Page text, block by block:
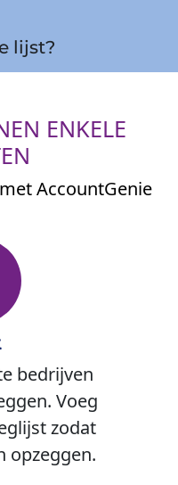
lijst?
ENKELE
AccountGenie
bedrijven
Voeg
zodat
opzeggen.